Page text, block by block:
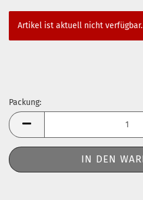
Artikel ist aktuell nicht verfügbar.
Packung:
Packung